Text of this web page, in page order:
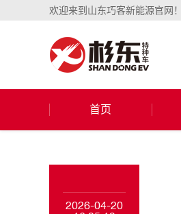
欢迎来到山东巧客新能源官网！
首页
2026-04-20